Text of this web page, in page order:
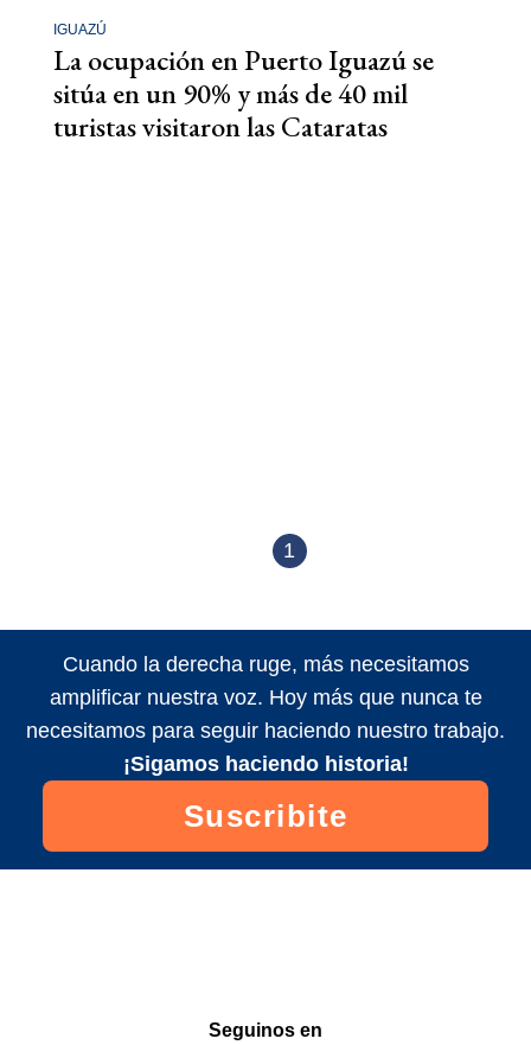
IGUAZÚ
La ocupación en Puerto Iguazú se
sitúa en un 90% y más de 40 mil
turistas visitaron las Cataratas
1
Cuando la derecha ruge, más necesitamos
amplificar nuestra voz. Hoy más que nunca te
necesitamos para seguir haciendo nuestro trabajo.
¡Sigamos haciendo historia!
Suscribite
Seguinos en